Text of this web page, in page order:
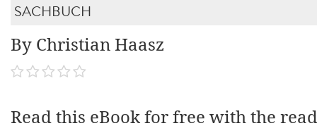
SACHBUCH
By Christian Haasz
Read this eBook for free with the